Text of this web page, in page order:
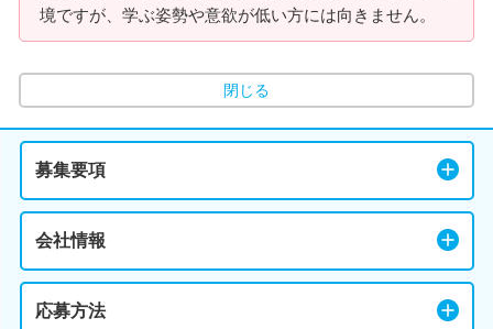
境ですが、学ぶ姿勢や意欲が低い方には向きません。
閉じる
募集要項
会社情報
応募方法